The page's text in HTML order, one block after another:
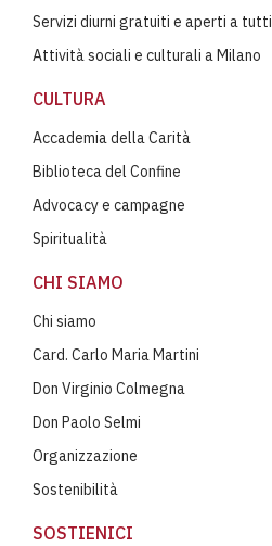
Servizi diurni gratuiti e aperti a tutti
Attività sociali e culturali a Milano
CULTURA
Accademia della Carità
Biblioteca del Confine
Advocacy e campagne
Spiritualità
CHI SIAMO
Chi siamo
Card. Carlo Maria Martini
Don Virginio Colmegna
Don Paolo Selmi
Organizzazione
Sostenibilità
SOSTIENICI